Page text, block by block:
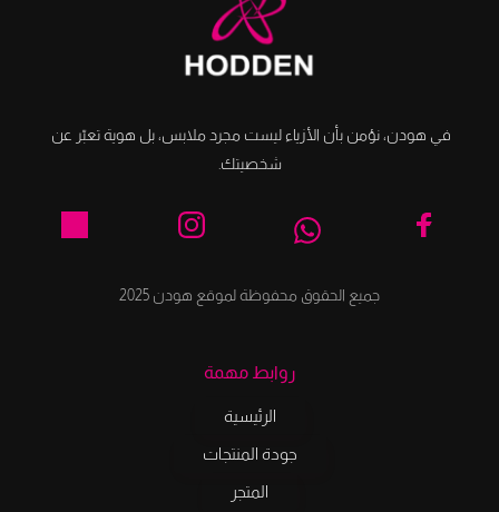
شخصيتك.
جميع الحقوق محفوظة لموقع هودن 2025
روابط مهمة
الرئيسية
جودة المنتجات
المتجر